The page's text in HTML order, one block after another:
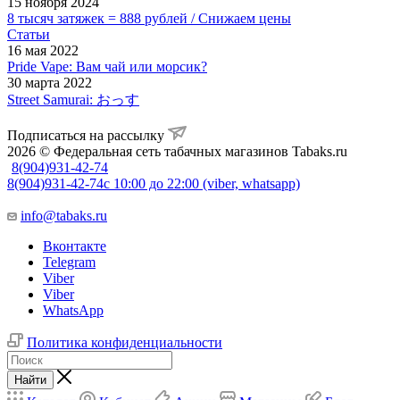
8 тысяч затяжек = 888 рублей / Снижаем цены
Статьи
16 мая 2022
Pride Vape: Вам чай или морсик?
30 марта 2022
Street Samurai: おっす
Подписаться на рассылку
2026 © Федеральная сеть табачных магазинов Tabaks.ru
8(904)931-42-74
8(904)931-42-74с 10:00 до 22:00 (viber, whatsapp)
info@tabaks.ru
Вконтакте
Telegram
Viber
Viber
WhatsApp
Политика конфиденциальности
Найти